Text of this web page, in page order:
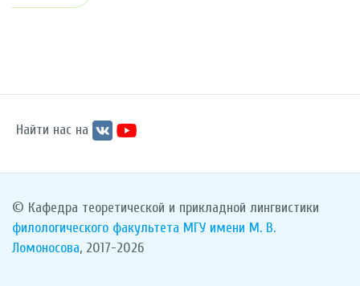
Найти нас на
© Кафедра теоретической и прикладной лингвистики
филологического факультета МГУ имени М. В.
Ломоносова, 2017-2026